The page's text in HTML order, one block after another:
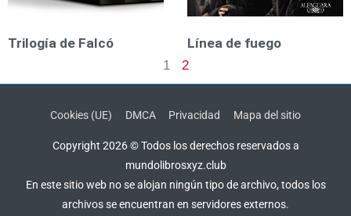
Trilogía de Falcó Línea de fuego
1 2
Cookies (UE) DMCA Privacidad Mapa del sitio
Copyright 2026 © Todos los derechos reservados a
mundolibrosxyz.club
En este sitio web no se alojan ningún tipo de archivo, todos los
archivos se encuentran en servidores externos.